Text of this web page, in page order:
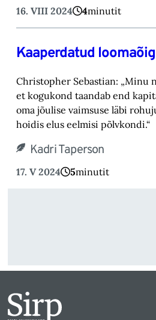
16. VIII 2024 4minutit
Kaaperdatud
Christopher Sebastian: „Minu
et kogukond taandab end
oma jõulise vaimsuse läbi
hoidis elus eelmisi põlvkondi.“
Kadri Taperson
17. V 2024 5minutit